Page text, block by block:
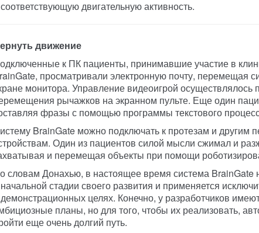
двигательную активность.
движение
к ПК пациенты, принимавшие участие в
просматривали электронную почту, перемещая
монитора. Управление видеоигрой осуществлялось
рычажков на экранном пульте. Еще один
фразы с помощью программы текстового
BrainGate можно подключать к протезам и другим
Один из пациентов силой мысли сжимал и
и перемещая объекты при помощи
словам Донахью, в настоящее время система BrainGate
стадии своего развития и применяется
целях. Конечно, у разработчиков
планы, но для того, чтобы их реализовать,
еще очень долгий путь.